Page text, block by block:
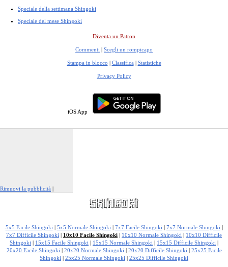
Speciale della settimana Shingoki
Speciale del mese Shingoki
Diventa un Patron
Commenti | Scegli un rompicapo
Stampa in blocco | Classifica | Statistiche
Privacy Policy
iOS App
Rimuovi la pubblicità |
5x5 Facile Shingoki | 5x5 Normale Shingoki | 7x7 Facile Shingoki | 7x7 Normale Shingoki |
7x7 Difficile Shingoki | 10x10 Facile Shingoki | 10x10 Normale Shingoki | 10x10 Difficile
Shingoki | 15x15 Facile Shingoki | 15x15 Normale Shingoki | 15x15 Difficile Shingoki |
20x20 Facile Shingoki | 20x20 Normale Shingoki | 20x20 Difficile Shingoki | 25x25 Facile
Shingoki | 25x25 Normale Shingoki | 25x25 Difficile Shingoki